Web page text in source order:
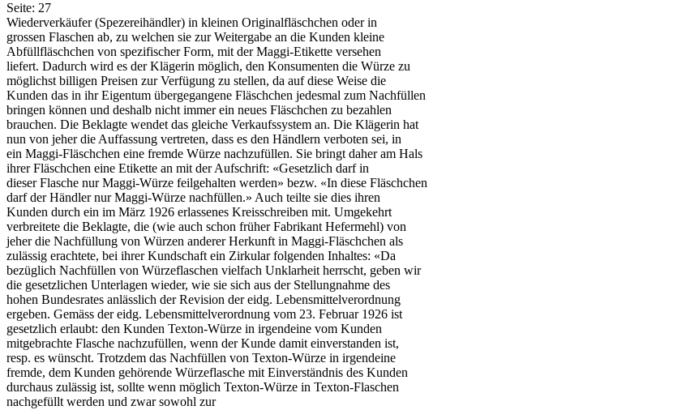
Seite: 27
Wiederverkäufer (Spezereihändler) in kleinen Originalfläschchen oder in
grossen Flaschen ab, zu welchen sie zur Weitergabe an die Kunden kleine
Abfüllfläschchen von spezifischer Form, mit der Maggi-Etikette versehen
liefert. Dadurch wird es der Klägerin möglich, den Konsumenten die Würze zu
möglichst billigen Preisen zur Verfügung zu stellen, da auf diese Weise die
Kunden das in ihr Eigentum übergegangene Fläschchen jedesmal zum Nachfüllen
bringen können und deshalb nicht immer ein neues Fläschchen zu bezahlen
brauchen. Die Beklagte wendet das gleiche Verkaufssystem an. Die Klägerin hat
nun von jeher die Auffassung vertreten, dass es den Händlern verboten sei, in
ein Maggi-Fläschchen eine fremde Würze nachzufüllen. Sie bringt daher am Hals
ihrer Fläschchen eine Etikette an mit der Aufschrift: «Gesetzlich darf in
dieser Flasche nur Maggi-Würze feilgehalten werden» bezw. «In diese Fläschchen
darf der Händler nur Maggi-Würze nachfüllen.» Auch teilte sie dies ihren
Kunden durch ein im März 1926 erlassenes Kreisschreiben mit. Umgekehrt
verbreitete die Beklagte, die (wie auch schon früher Fabrikant Hefermehl) von
jeher die Nachfüllung von Würzen anderer Herkunft in Maggi-Fläschchen als
zulässig erachtete, bei ihrer Kundschaft ein Zirkular folgenden Inhaltes: «Da
bezüglich Nachfüllen von Würzeflaschen vielfach Unklarheit herrscht, geben wir
die gesetzlichen Unterlagen wieder, wie sie sich aus der Stellungnahme des
hohen Bundesrates anlässlich der Revision der eidg. Lebensmittelverordnung
ergeben. Gemäss der eidg. Lebensmittelverordnung vom 23. Februar 1926 ist
gesetzlich erlaubt: den Kunden Texton-Würze in irgendeine vom Kunden
mitgebrachte Flasche nachzufüllen, wenn der Kunde damit einverstanden ist,
resp. es wünscht. Trotzdem das Nachfüllen von Texton-Würze in irgendeine
fremde, dem Kunden gehörende Würzeflasche mit Einverständnis des Kunden
durchaus zulässig ist, sollte wenn möglich Texton-Würze in Texton-Flaschen
nachgefüllt werden und zwar sowohl zur